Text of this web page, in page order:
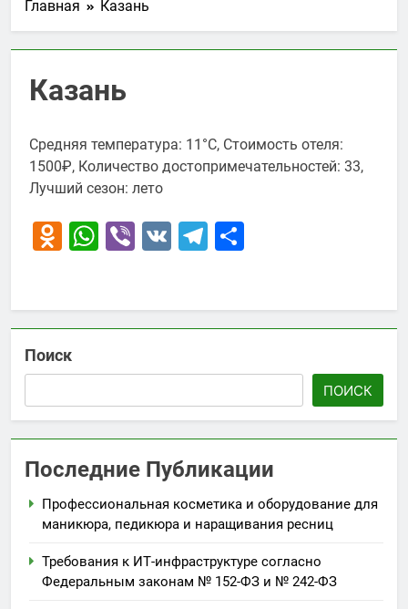
Главная Казань
Казань
Средняя температура: 11°C, Стоимость отеля:
1500₽, Количество достопримечательностей: 33,
Лучший сезон: лето
Odnoklassniki
WhatsApp
Viber
VK Telegram
Поиск
ПОИСК
Последние Публикации
Профессиональная косметика и оборудование для
маникюра, педикюра и наращивания ресниц
Требования к ИТ-инфраструктуре согласно
Федеральным законам № 152-ФЗ и № 242-ФЗ